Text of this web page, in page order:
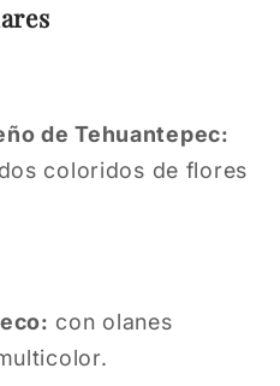
de Tehuantepec:
coloridos de flores
con olanes